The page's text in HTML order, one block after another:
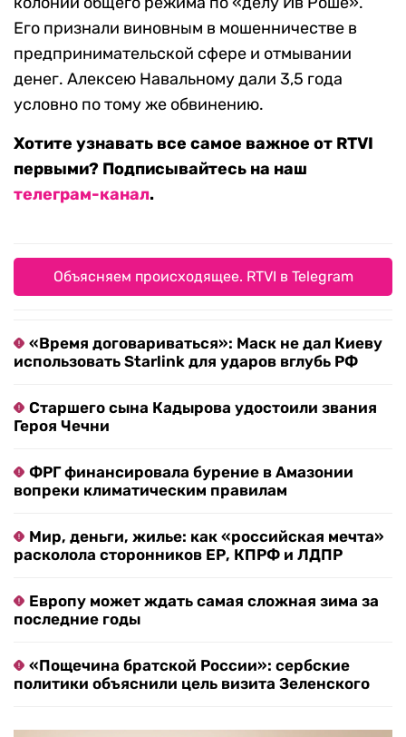
Его признали виновным в мошенничестве в
предпринимательской сфере и отмывании
денег. Алексею Навальному дали 3,5 года
условно по тому же обвинению.
Хотите узнавать все самое важное от RTVI
первыми? Подписывайтесь на наш
телеграм-канал.
Объясняем происходящее. RTVI в Telegram
«Время договариваться»: Маск не дал Киеву
использовать Starlink для ударов вглубь РФ
Старшего сына Кадырова удостоили звания
Героя Чечни
ФРГ финансировала бурение в Амазонии
вопреки климатическим правилам
Мир, деньги, жилье: как «российская мечта»
расколола сторонников ЕР, КПРФ и ЛДПР
Европу может ждать самая сложная зима за
последние годы
«Пощечина братской России»: сербские
политики объяснили цель визита Зеленского